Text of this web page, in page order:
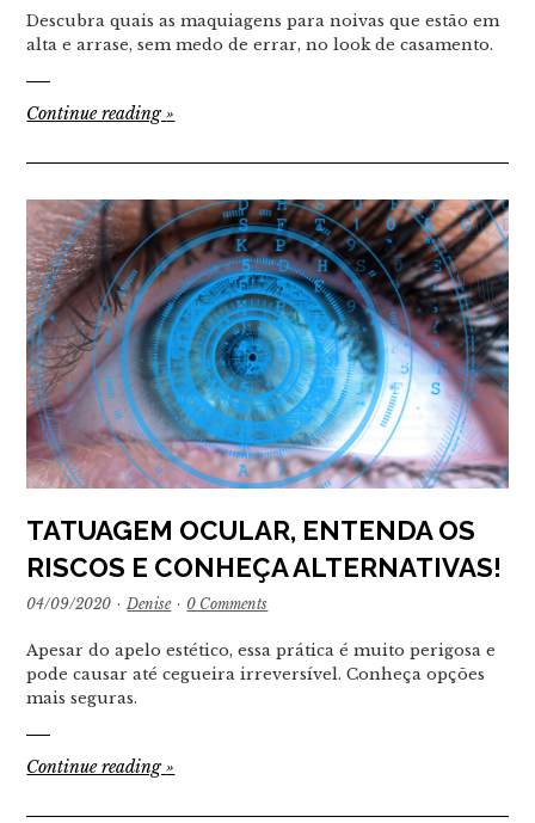
Descubra quais as maquiagens para noivas que estão em
alta e arrase, sem medo de errar, no look de casamento.
Continue reading»
TATUAGEM OCULAR, ENTENDA OS
RISCOS E CONHEÇA ALTERNATIVAS!
04/09/2020 · Denise · 0 Comments
Apesar do apelo estético, essa prática é muito perigosa e
pode causar até cegueira irreversível. Conheça opções
mais seguras.
Continue reading»